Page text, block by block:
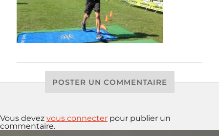
POSTER UN COMMENTAIRE
Vous devez vous connecter pour publier un
commentaire.